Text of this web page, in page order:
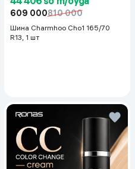
609 000810 000
Шина Charmhoo Cho1 165/70
R13, 1 шт